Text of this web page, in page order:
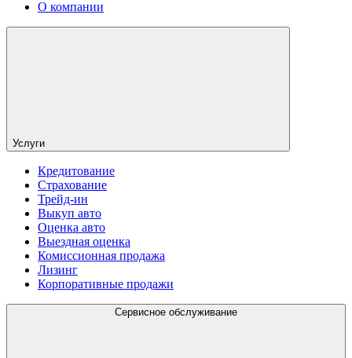
О компании
Услуги
Кредитование
Страхование
Трейд-ин
Выкуп авто
Оценка авто
Выездная оценка
Комиссионная продажа
Лизинг
Корпоративные продажи
Сервисное обслуживание